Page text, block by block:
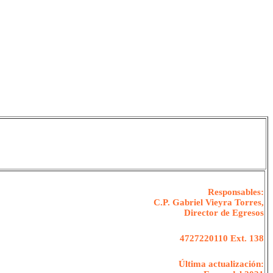
Responsables:
C.P. Gabriel Vieyra Torres,
Director de Egresos
4727220110 Ext. 138
Última actualización: